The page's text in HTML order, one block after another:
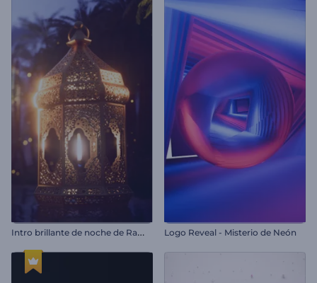
I
ntro brillante de noche de Ramadán Logo Reveal - Misterio de Neón